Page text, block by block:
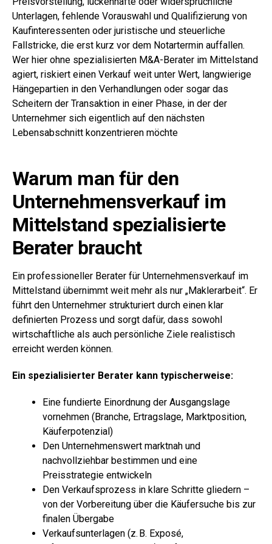
Unterlagen, fehlende Vorauswahl und Qualifizierung von
Kaufinteressenten oder juristische und steuerliche
Fallstricke, die erst kurz vor dem Notartermin auffallen.
Wer hier ohne spezialisierten M&A-Berater im Mittelstand
agiert, riskiert einen Verkauf weit unter Wert, langwierige
Hängepartien in den Verhandlungen oder sogar das
Scheitern der Transaktion in einer Phase, in der der
Unternehmer sich eigentlich auf den nächsten
Lebensabschnitt konzentrieren möchte
Warum man für den
Unternehmensverkauf im
Mittelstand spezialisierte
Berater braucht
Ein professioneller Berater für Unternehmensverkauf im
Mittelstand übernimmt weit mehr als nur „Maklerarbeit“. Er
führt den Unternehmer strukturiert durch einen klar
definierten Prozess und sorgt dafür, dass sowohl
wirtschaftliche als auch persönliche Ziele realistisch
erreicht werden können.
Ein spezialisierter Berater kann typischerweise:
Eine fundierte Einordnung der Ausgangslage
vornehmen (Branche, Ertragslage, Marktposition,
Käuferpotenzial)
Den Unternehmenswert marktnah und
nachvollziehbar bestimmen und eine
Preisstrategie entwickeln
Den Verkaufsprozess in klare Schritte gliedern –
von der Vorbereitung über die Käufersuche bis zur
finalen Übergabe
Verkaufsunterlagen (z. B. Exposé,